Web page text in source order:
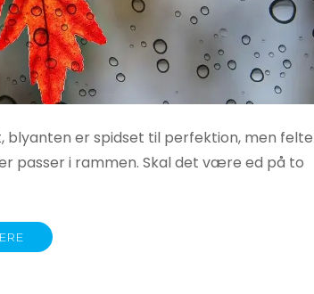
blyanten er spidset til perfektion, men
passer i rammen. Skal det være ed på to